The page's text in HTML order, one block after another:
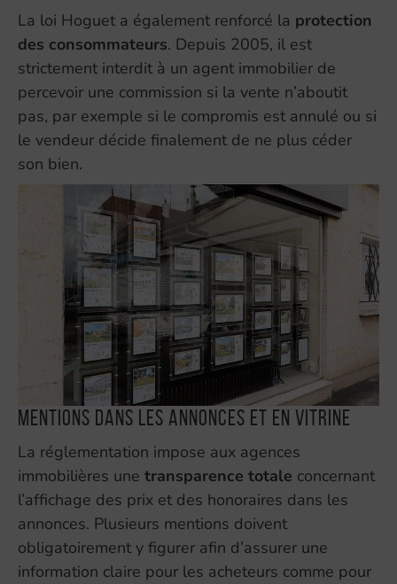
La loi Hoguet a également renforcé la protection
des consommateurs. Depuis 2005, il est
strictement interdit à un agent immobilier de
percevoir une commission si la vente n’aboutit
pas, par exemple si le compromis est annulé ou si
le vendeur décide finalement de ne plus céder
son bien.
Mentions dans les annonces et en vitrine
La réglementation impose aux agences
immobilières une transparence totale concernant
l’affichage des prix et des honoraires dans les
annonces. Plusieurs mentions doivent
obligatoirement y figurer afin d’assurer une
information claire pour les acheteurs comme pour